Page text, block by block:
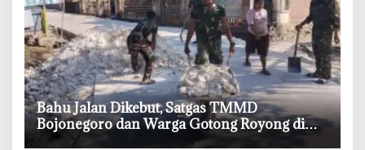
‎Bahu Jalan Dikebut, Satgas TMMD
Bojonegoro dan Warga Gotong Royong di
Tengah Terik